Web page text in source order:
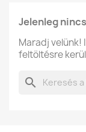
Jelenleg
Maradj velünk!
feltöltésre
search